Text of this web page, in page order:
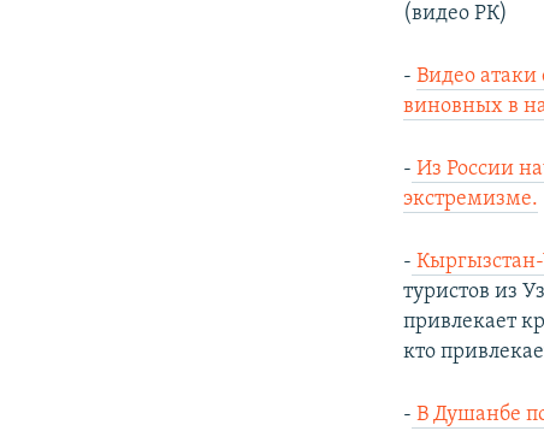
(видео РК)
-Видео атаки
виновных в
- Из России
экстремизме.
- Кыргызстан-
туристов из
привлекает
кто
- В Душанбе